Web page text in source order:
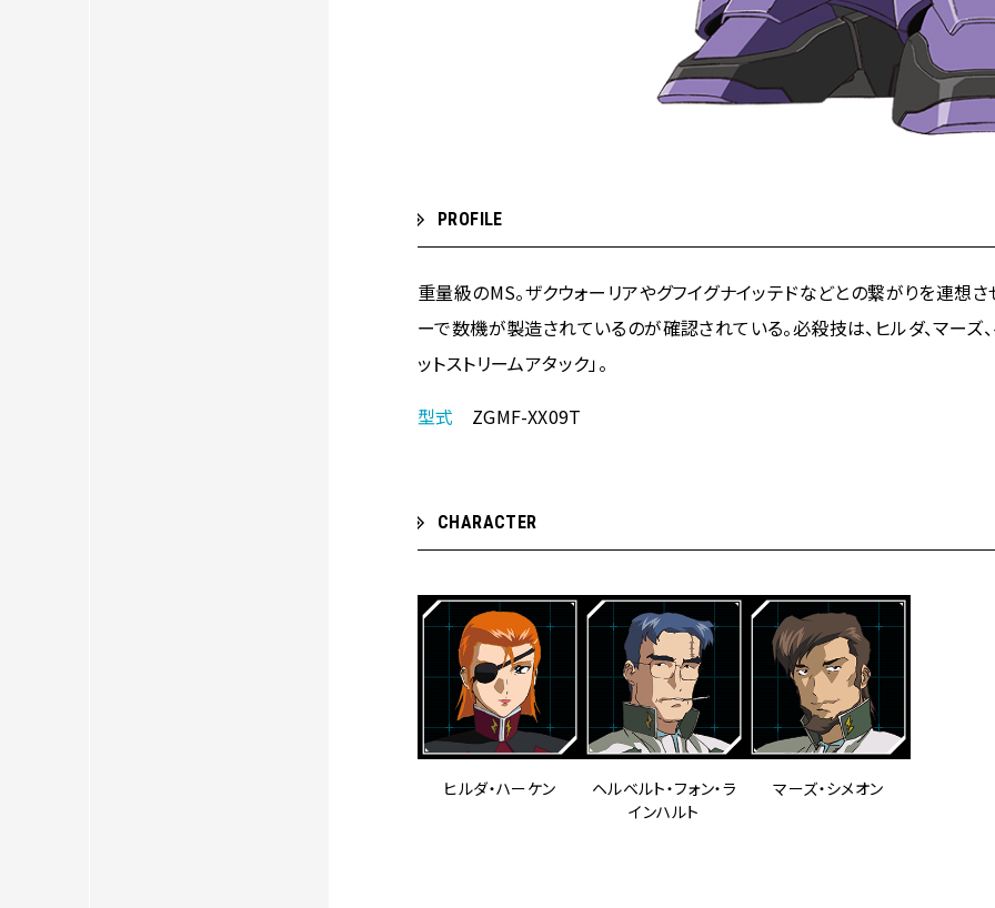
PROFILE
重量級のMS。ザクウォーリアやグフイグナイッテドなどとの繋がりを連想さ
ーで数機が製造されているのが確認されている。必殺技は、ヒルダ、マーズ
ットストリームアタック」。
型式
ZGMF-XX09T
CHARACTER
ヒルダ・ハーケン
ヘルベルト・フォン・ラ
インハルト
マーズ・シメオン